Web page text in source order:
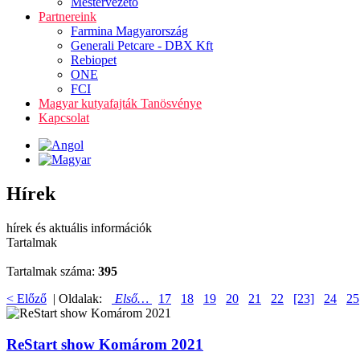
Partnereink
Farmina Magyarország
Generali Petcare - DBX Kft
Rebiopet
ONE
FCI
Magyar kutyafajták Tanösvénye
Kapcsolat
Hírek
hírek és aktuális információk
Tartalmak
Tartalmak száma: 395
< Előző | Oldalak: Első… 17 18 19 20 21 22 [23] 24 25
ReStart show Komárom 2021